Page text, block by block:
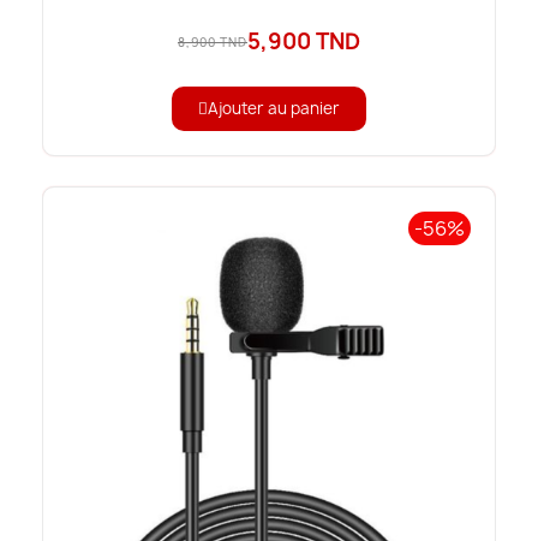
8,900 TND5,900 TND
Ajouter au panier
-56%